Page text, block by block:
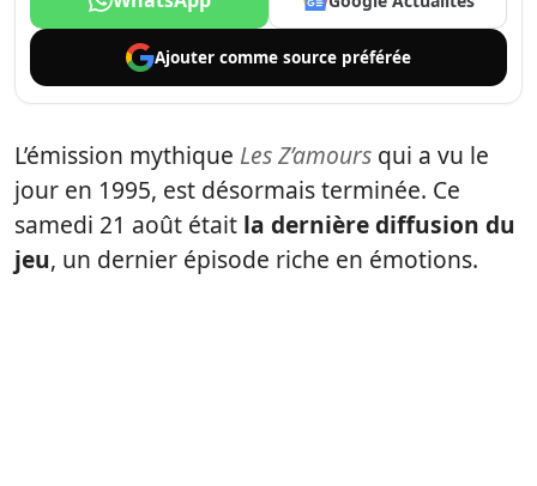
Ajouter comme source préférée
L’émission mythique Les Z’amours qui a vu le
jour en 1995, est désormais terminée. Ce
samedi 21 août était la dernière diffusion du
jeu, un dernier épisode riche en émotions.